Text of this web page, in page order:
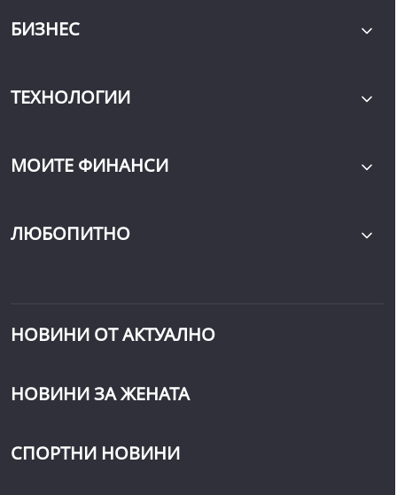
БИЗНЕС
ТЕХНОЛОГИИ
МОИТЕ ФИНАНСИ
ЛЮБОПИТНО
НОВИНИ ОТ АКТУАЛНО
НОВИНИ ЗА ЖЕНАТА
СПОРТНИ НОВИНИ